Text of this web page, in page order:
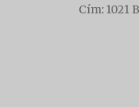
Cím: 1021